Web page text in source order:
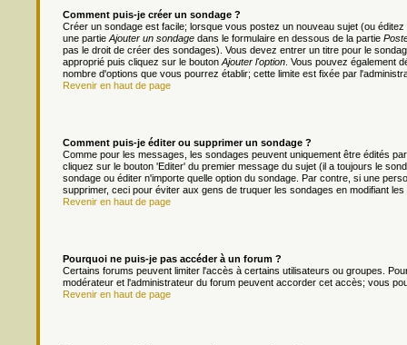
Comment puis-je créer un sondage ?
Créer un sondage est facile; lorsque vous postez un nouveau sujet (ou
une partie Ajouter un sondage dans le formulaire en dessous de la partie
pas le droit de créer des sondages). Vous devez entrer un titre pour le
approprié puis cliquez sur le bouton Ajouter l'option . Vous pouvez également
nombre d'options que vous pourrez établir; cette limite est fixée par
Revenir en haut de page
Comment puis-je éditer ou supprimer un sondage ?
Comme pour les messages, les sondages peuvent uniquement être édités
cliquez sur le bouton 'Editer' du premier message du sujet (il a toujours le
sondage ou éditer n'importe quelle option du sondage. Par contre, si une
supprimer, ceci pour éviter aux gens de truquer les sondages en modifiant
Revenir en haut de page
Pourquoi ne puis-je pas accéder à un forum ?
Certains forums peuvent limiter l'accès à certains utilisateurs ou groupes.
modérateur et l'administrateur du forum peuvent accorder cet accès; vous
Revenir en haut de page